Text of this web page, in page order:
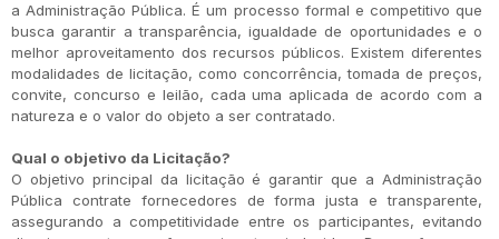
a Administração Pública. É um processo formal e competitivo que
busca garantir a transparência, igualdade de oportunidades e o
melhor aproveitamento dos recursos públicos. Existem diferentes
modalidades de licitação, como concorrência, tomada de preços,
convite, concurso e leilão, cada uma aplicada de acordo com a
natureza e o valor do objeto a ser contratado.
Qual o objetivo da Licitação?
O objetivo principal da licitação é garantir que a Administração
Pública contrate fornecedores de forma justa e transparente,
assegurando a competitividade entre os participantes, evitando